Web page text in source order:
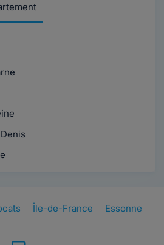
Île-de-France
Essonne